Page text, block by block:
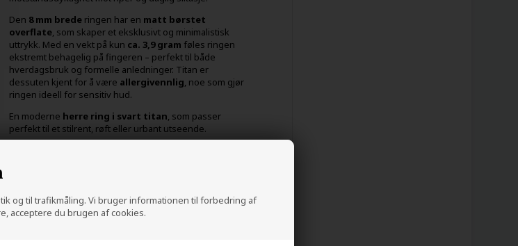
og til trafikmåling. Vi bruger informationen til forbedring af
acceptere du brugen af cookies.
Den 8 mm brederingen har en matt børstet
overflate, som skaper et eksklusivt og minimalistisk
uttrykk. Med en vekt på kun ca. 3,9 gram føles ringen
ekstremt behagelig på fingeren – perfekt til både
hverdagsbruk og formelle anledninger. Titan er
dessuten kjent for å være allergivennlig, noe som gjør
ringen ideell for sensitiv hud.
En moderne herre ring i svart titan, som passer
perfekt til et stilrent, røft eller urbant utseende.
Belegg:
Finish: Matt / børstet